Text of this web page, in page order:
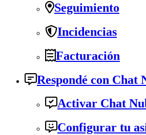
Seguimiento
Incidencias
Facturación
Respondé con Chat
Activar Chat
Configurar tu